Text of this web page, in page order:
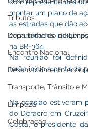
Tributos
Departamento de
Encontro Nacional
Desenvolvimento
Transporte, Trânsito e
Limpeza
Celebração
montar um plano de
as estradas que dão
comunidades
na BR-364.
Na reunião foi
terão início a partir da
Na ocasião estiveram
do Deracre em
Costa, o presidente